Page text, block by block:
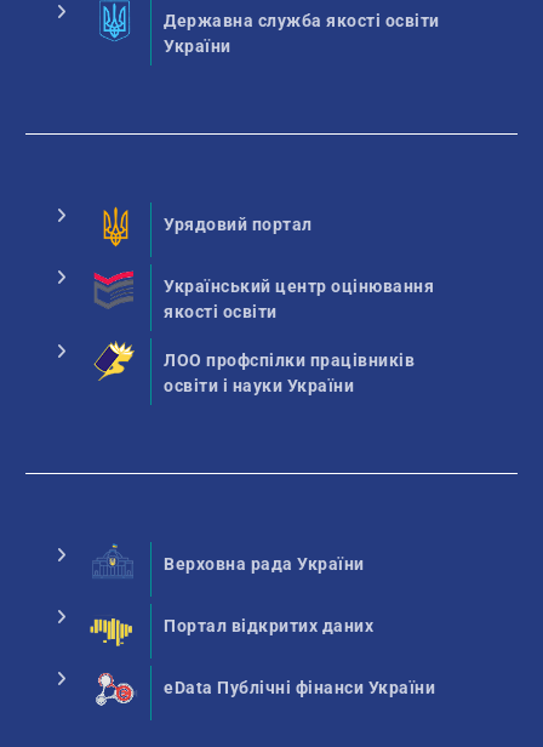
Державна служба якості освіти
України
Урядовий портал
Український центр оцінювання
якості освіти
ЛОО профспілки працівників
освіти і науки України
Верховна рада України
Портал відкритих даних
eData Публічні фінанси України